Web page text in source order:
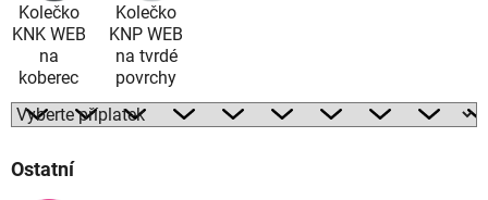
Kolečko
KNK WEB
na
koberec
Kolečko
KNP WEB
na tvrdé
povrchy
Ostatní